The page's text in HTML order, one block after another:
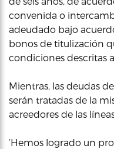
convenida o
adeudado bajo
bonos de titulización
condiciones descritas
Mientras, las deudas
serán tratadas de la
acreedores de las
‘Hemos logrado un